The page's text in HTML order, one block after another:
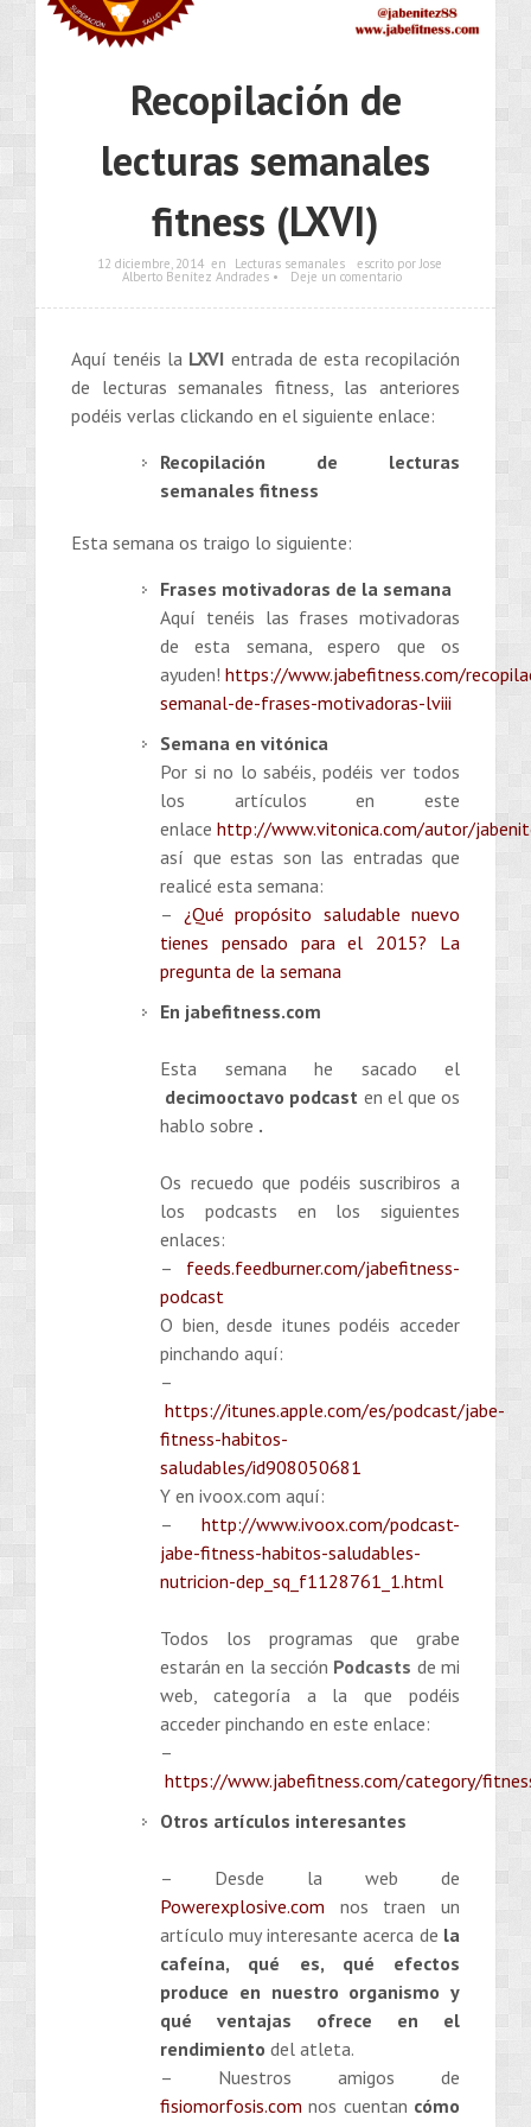
Recopilación de
lecturas semanales
fitness (LXVI)
12 diciembre, 2014 en Lecturas semanales escrito por Jose
Alberto Benítez Andrades • Deje un comentario
Aquí tenéis la LXVI entrada de esta recopilación
de lecturas semanales fitness, las anteriores
podéis verlas clickando en el siguiente enlace:
Recopilación de lecturas
semanales fitness
Esta semana os traigo lo siguiente:
Frases motivadoras de la semana
Aquí tenéis las frases motivadoras
de esta semana, espero que os
ayuden! https://www.jabefitness.com/
semanal-de-frases-motivadoras-lviii
Semana en vitónica
Por si no lo sabéis, podéis ver todos
los artículos en este
enlace http://www.vitonica.com/autor/
así que estas son las entradas que
realicé esta semana:
– ¿Qué propósito saludable nuevo
tienes pensado para el 2015? La
pregunta de la semana
En jabefitness.com
Esta semana he sacado el
decimooctavo podcast en el que os
hablo sobre .
Os recuedo que podéis suscribiros a
los podcasts en los siguientes
enlaces:
– feeds.feedburner.com/jabefitness-
podcast
O bien, desde itunes podéis acceder
pinchando aquí:
–
https://itunes.apple.com/es/podcast/jabe-
fitness-habitos-
saludables/id908050681
Y en ivoox.com aquí:
– http://www.ivoox.com/podcast-
jabe-fitness-habitos-saludables-
nutricion-dep_sq_f1128761_1.html
Todos los programas que grabe
estarán en la sección Podcasts de mi
web, categoría a la que podéis
acceder pinchando en este enlace:
–
https://www.jabefitness.com/category/
Otros artículos interesantes
– Desde la web de
Powerexplosive.com nos traen un
artículo muy interesante acerca de la
cafeína, qué es, qué efectos
produce en nuestro organismo y
qué ventajas ofrece en el
rendimiento del atleta.
– Nuestros amigos de
fisiomorfosis.com nos cuentan cómo